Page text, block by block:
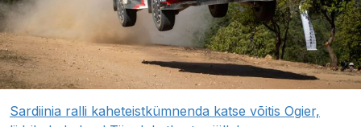
Sardiinia ralli kaheteistkümnenda katse võitis Ogier,